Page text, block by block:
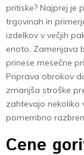
pritiske? Najprej je
trgovinah in
izdelkov v večjih
enoto. Zamenjava
prinese mesečne
Priprava obrokov
zmanjša stroške
zahtevajo nekoliko
pomembno
Cene